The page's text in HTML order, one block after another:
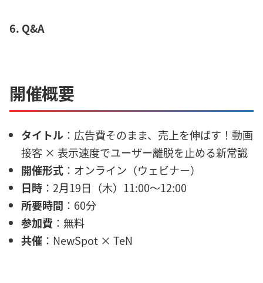
6. Q&A
開催概要
タイトル ：広告費そのまま、売上を伸ばす！動画
接客 × 表示速度でユーザー離脱を止める新常識
開催形式 ：オンライン（ウェビナー）
日時 ：2月19日（木）11:00〜12:00
所要時間 ：60分
参加費 ：無料
共催 ：NewSpot × TeN